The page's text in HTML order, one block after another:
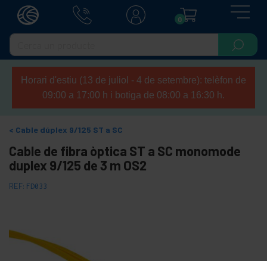
0
Horari d'estiu (13 de juliol - 4 de setembre): telèfon de
09:00 a 17:00 h i botiga de 08:00 a 16:30 h.
Cable dúplex 9/125 ST a SC
Cable de fibra òptica ST a SC monomode
duplex 9/125 de 3 m OS2
REF: FD033